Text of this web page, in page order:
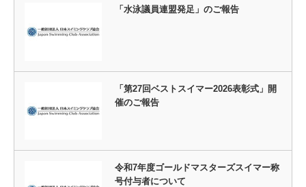
「水泳議員連盟発足」のご報告
「第27回ベストスイマー2026表彰式」開
催のご報告
令和7年度ゴールドマスターズスイマー称
号付与者について